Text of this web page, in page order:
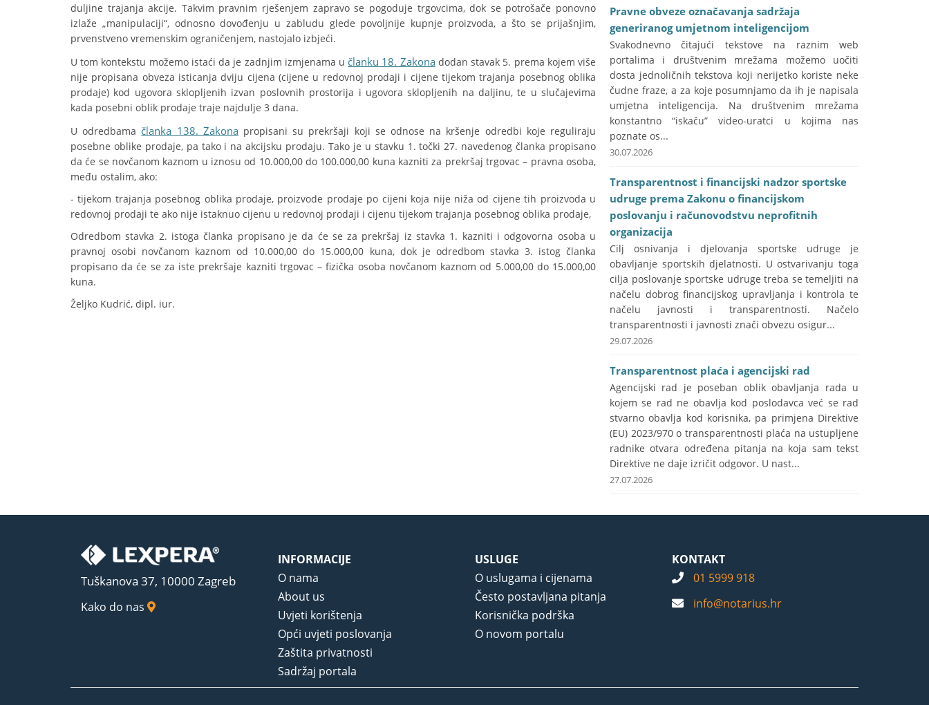
duljine trajanja akcije. Takvim pravnim rješenjem zapravo se pogoduje trgovcima, dok se potrošače ponovno
izlaže „manipulaciji“, odnosno dovođenju u zabludu glede povoljnije kupnje proizvoda, a što se prijašnjim,
prvenstveno vremenskim ograničenjem, nastojalo izbjeći.
U tom kontekstu možemo istaći da je zadnjim izmjenama u članku 18. Zakonadodan stavak 5. prema kojem više
nije propisana obveza isticanja dviju cijena (cijene u redovnoj prodaji i cijene tijekom trajanja posebnog oblika
prodaje) kod ugovora sklopljenih izvan poslovnih prostorija i ugovora sklopljenih na daljinu, te u slučajevima
kada posebni oblik prodaje traje najdulje 3 dana.
U odredbama članka 138. Zakonapropisani su prekršaji koji se odnose na kršenje odredbi koje reguliraju
posebne oblike prodaje, pa tako i na akcijsku prodaju. Tako je u stavku 1. točki 27. navedenog članka propisano
da će se novčanom kaznom u iznosu od 10.000,00 do 100.000,00 kuna kazniti za prekršaj trgovac – pravna osoba,
među ostalim, ako:
- tijekom trajanja posebnog oblika prodaje, proizvode prodaje po cijeni koja nije niža od cijene tih proizvoda u
redovnoj prodaji te ako nije istaknuo cijenu u redovnoj prodaji i cijenu tijekom trajanja posebnog oblika prodaje,
Odredbom stavka 2. istoga članka propisano je da će se za prekršaj iz stavka 1. kazniti i odgovorna osoba u
pravnoj osobi novčanom kaznom od 10.000,00 do 15.000,00 kuna, dok je odredbom stavka 3. istog članka
propisano da će se za iste prekršaje kazniti trgovac – fizička osoba novčanom kaznom od 5.000,00 do 15.000,00
kuna.
Željko Kudrić, dipl. iur.
Pravne obveze označavanja sadržaja
generiranog umjetnom inteligencijom
Svakodnevno čitajući tekstove na raznim web
portalima i društvenim mrežama možemo uočiti
dosta jednoličnih tekstova koji nerijetko koriste neke
čudne fraze, a za koje posumnjamo da ih je napisala
umjetna inteligencija. Na društvenim mrežama
konstantno “iskaču” video-uratci u kojima nas
poznate os...
30.07.2026
Transparentnost i financijski nadzor sportske
udruge prema Zakonu o financijskom
poslovanju i računovodstvu neprofitnih
organizacija
Cilj osnivanja i djelovanja sportske udruge je
obavljanje sportskih djelatnosti. U ostvarivanju toga
cilja poslovanje sportske udruge treba se temeljiti na
načelu dobrog financijskog upravljanja i kontrola te
načelu javnosti i transparentnosti. Načelo
transparentnosti i javnosti znači obvezu osigur...
29.07.2026
Transparentnost plaća i agencijski rad
Agencijski rad je poseban oblik obavljanja rada u
kojem se rad ne obavlja kod poslodavca već se rad
stvarno obavlja kod korisnika, pa primjena Direktive
(EU) 2023/970 o transparentnosti plaća na ustupljene
radnike otvara određena pitanja na koja sam tekst
Direktive ne daje izričit odgovor. U nast...
27.07.2026
Tuškanova 37, 10000 Zagreb
Kako do nas
INFORMACIJE
O nama
About us
Uvjeti korištenja
Opći uvjeti poslovanja
Zaštita privatnosti
Sadržaj portala
USLUGE
O uslugama i cijenama
Često postavljana pitanja
Korisnička podrška
O novom portalu
KONTAKT
01 5999 918
info@notarius.hr